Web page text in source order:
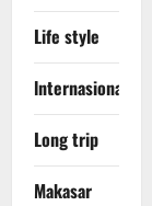
Life style
lnternasional
Long trip
Makasar